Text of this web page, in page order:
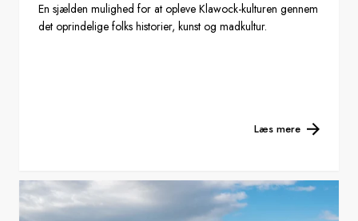
En sjælden mulighed for at opleve Klawock-kulturen gennem
det oprindelige folks historier, kunst og madkultur.
Læs mere